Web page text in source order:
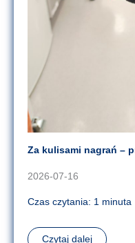
Za kulisami nagrań –
2026-07-16
Czas czytania: 1 minuta
Czytaj dalej